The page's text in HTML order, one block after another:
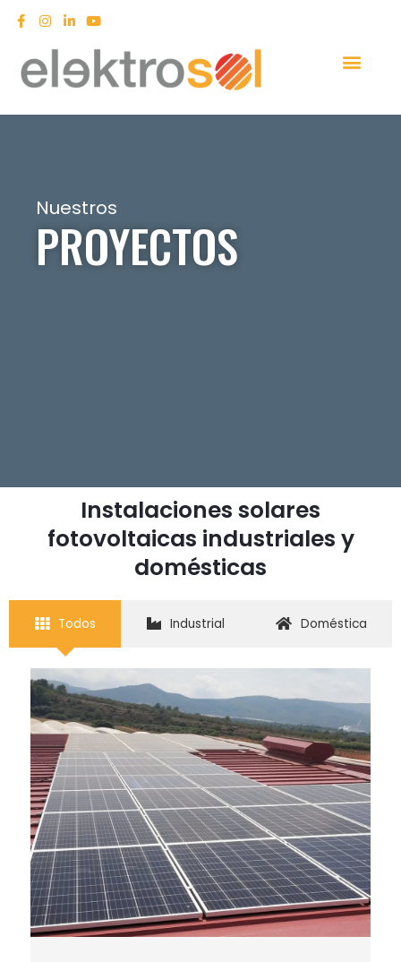
Nuestros
PROYECTOS
Instalaciones solares
fotovoltaicas industriales y
domésticas
Todos Industrial Doméstica